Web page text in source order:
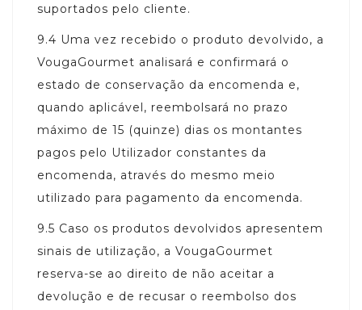
suportados pelo cliente.
9.4 Uma vez recebido o produto devolvido, a
VougaGourmet analisará e confirmará o
estado de conservação da encomenda e,
quando aplicável, reembolsará no prazo
máximo de 15 (quinze) dias os montantes
pagos pelo Utilizador constantes da
encomenda, através do mesmo meio
utilizado para pagamento da encomenda.
9.5 Caso os produtos devolvidos apresentem
sinais de utilização, a VougaGourmet
reserva-se ao direito de não aceitar a
devolução e de recusar o reembolso dos